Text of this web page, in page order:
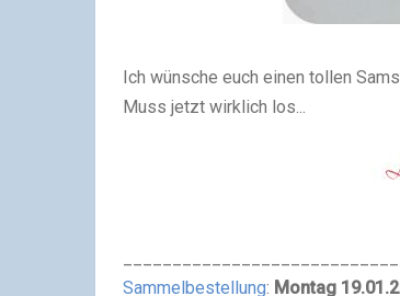
Ich wünsche euch einen tollen
Muss jetzt wirklich los...
Sammelbestellung: Montag